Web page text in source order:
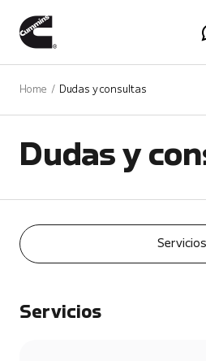
Home Dudas y consultas
Dudas y
Servicios
Servicios